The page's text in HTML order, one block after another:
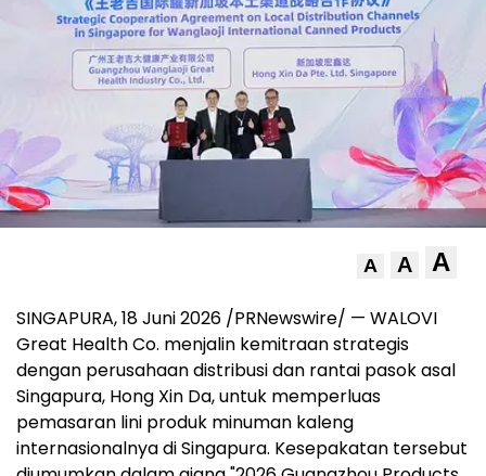
A A A
SINGAPURA, 18 Juni 2026 /PRNewswire/ — WALOVI
Great Health Co. menjalin kemitraan strategis
dengan perusahaan distribusi dan rantai pasok asal
Singapura, Hong Xin Da, untuk memperluas
pemasaran lini produk minuman kaleng
internasionalnya di Singapura. Kesepakatan tersebut